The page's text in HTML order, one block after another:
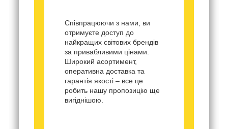
Співпрацюючи з нами, ви
отримуєте доступ до
найкращих світових брендів
за привабливими цінами.
Широкий асортимент,
оперативна доставка та
гарантія якості – все це
робить нашу пропозицію ще
вигіднішою.